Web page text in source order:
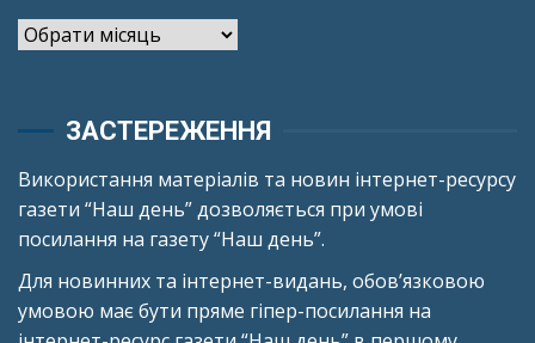
Архіви
ЗАСТЕРЕЖЕННЯ
Використання матеріалів та новин інтернет-ресурсу
газети “Наш день” дозволяється при умові
посилання на газету “Наш день”.
Для новинних та інтернет-видань, обов’язковою
умовою має бути пряме гіпер-посилання на